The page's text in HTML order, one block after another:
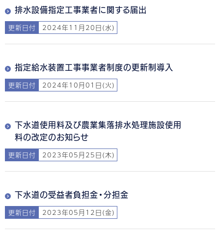
排水設備指定工事業者に関する届出
更新日付 2024年11月20日(水)
指定給水装置工事事業者制度の更新制導入
更新日付 2024年10月01日(火)
下水道使用料及び農業集落排水処理施設使用
料の改定のお知らせ
更新日付 2023年05月25日(木)
下水道の受益者負担金・分担金
更新日付 2023年05月12日(金)